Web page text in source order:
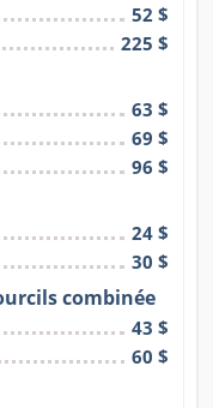
52 $
225 $
63 $
69 $
96 $
24 $
30 $
combinée
43 $
60 $